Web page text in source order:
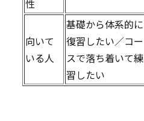
性
向いて
いる人
基礎から体系的に
復習したい／コー
スで落ち着いて練
習したい